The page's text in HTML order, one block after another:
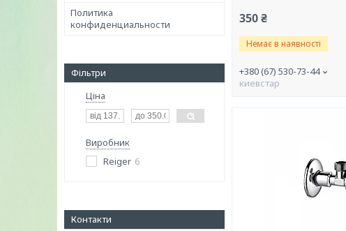
Политика
конфиденциальности
Фільтри
Ціна
Виробник
Reiger 6
Контакти
350 ₴
Немає в наявності
+380 (67) 530-73-44
киевстар